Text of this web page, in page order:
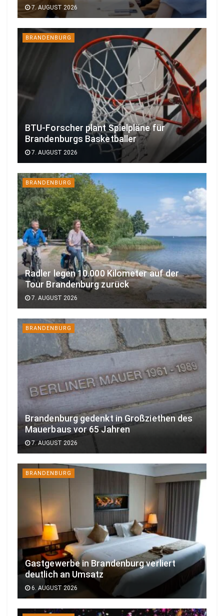
7. AUGUST 2026
BRANDENBURG
BTU-Forscher plant Spielpläne für
Brandenburgs Basketballer
7. AUGUST 2026
BRANDENBURG
Radler legen 10.000 Kilometer auf der
Tour Brandenburg zurück
7. AUGUST 2026
BRANDENBURG
Brandenburg gedenkt in Großziethen des
Mauerbaus vor 65 Jahren
7. AUGUST 2026
BRANDENBURG
Gastgewerbe in Brandenburg verliert
deutlich an Umsatz
6. AUGUST 2026